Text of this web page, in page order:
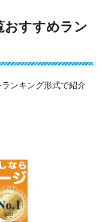
おすすめラン
ンキング形式で紹介